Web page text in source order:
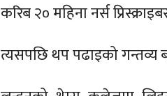
करिब २० महिना नर्स
त्यसपछि थप पढाइको गन्तव्य